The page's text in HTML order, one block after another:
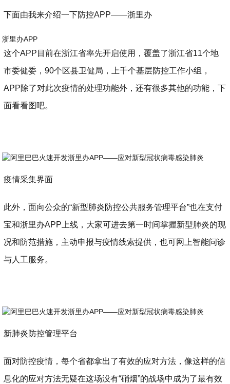
下面由我来介绍一下防控APP——浙里办
浙里办APP
这个APP目前在浙江省率先开启使用，覆盖了浙江省11个地
市委健委，90个区县卫健局，上千个基层防控工作小组，
APP除了对此次疫情的处理功能外，还有很多其他的功能，下
面看看图吧。
疫情采集界面
此外，面向公众的“新型肺炎防控公共服务管理平台”也在支付
宝和浙里办APP上线，大家可进去第一时间掌握新型肺炎的现
况和防范措施，主动申报与疫情线索提供，也可网上智能问诊
与人工服务。
新肺炎防控管理平台
面对防控疫情，每个省都拿出了有效的应对方法，像这样的信
息化的应对方法无疑在这场没有“硝烟”的战场中成为了最有效